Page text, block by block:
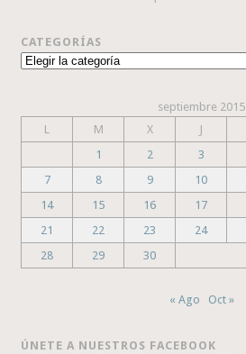
CATEGORÍAS
Categorías
septiembre 2015
L
M X J
1
2 3
7
8 9 10
14
15 16 17
21
22 23 24
28
29 30
« Ago Oct »
ÚNETE A NUESTROS FACEBOOK